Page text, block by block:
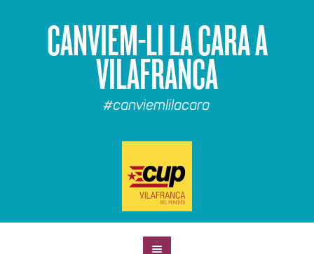
CANVIEM-LI LA CARA A
VILAFRANCA
#canviemlilacara